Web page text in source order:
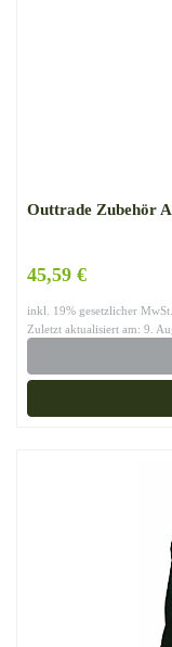
Outtrade Zubehör
45,59 €
inkl. 19% gesetzlicher MwSt.
Zuletzt aktualisiert am: 9.